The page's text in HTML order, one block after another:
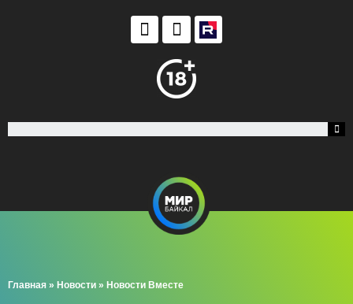
Главная » Новости » Новости Вместе